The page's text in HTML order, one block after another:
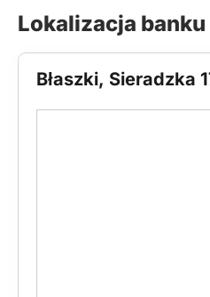
Lokalizacja banku
Błaszki, Sieradzka